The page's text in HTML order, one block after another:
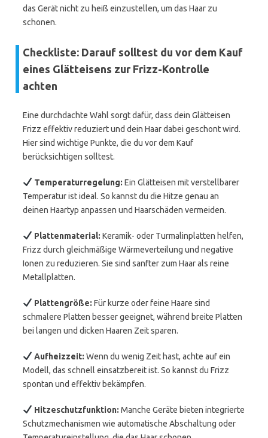
das Gerät nicht zu heiß einzustellen, um das Haar zu
schonen.
Checkliste: Darauf solltest du vor dem Kauf
eines Glätteisens zur Frizz-Kontrolle
achten
Eine durchdachte Wahl sorgt dafür, dass dein Glätteisen
Frizz effektiv reduziert und dein Haar dabei geschont wird.
Hier sind wichtige Punkte, die du vor dem Kauf
berücksichtigen solltest.
Temperaturregelung: Ein Glätteisen mit verstellbarer
Temperatur ist ideal. So kannst du die Hitze genau an
deinen Haartyp anpassen und Haarschäden vermeiden.
Plattenmaterial: Keramik- oder Turmalinplatten helfen,
Frizz durch gleichmäßige Wärmeverteilung und negative
Ionen zu reduzieren. Sie sind sanfter zum Haar als reine
Metallplatten.
Plattengröße: Für kurze oder feine Haare sind
schmalere Platten besser geeignet, während breite Platten
bei langen und dicken Haaren Zeit sparen.
Aufheizzeit: Wenn du wenig Zeit hast, achte auf ein
Modell, das schnell einsatzbereit ist. So kannst du Frizz
spontan und effektiv bekämpfen.
Hitzeschutzfunktion: Manche Geräte bieten integrierte
Schutzmechanismen wie automatische Abschaltung oder